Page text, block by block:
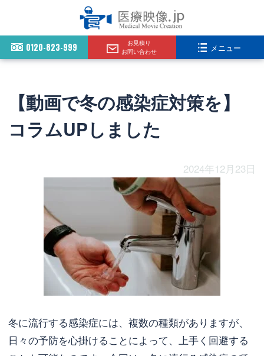
0120-823-999
お見積り
お問い合わせ
メニュー
【動画で冬の感染症対策を】
コラムUPしました
2024年12月23日
冬に流行する感染症には、複数の種類がありますが、
日々の予防を心掛けることによって、上手く回避する